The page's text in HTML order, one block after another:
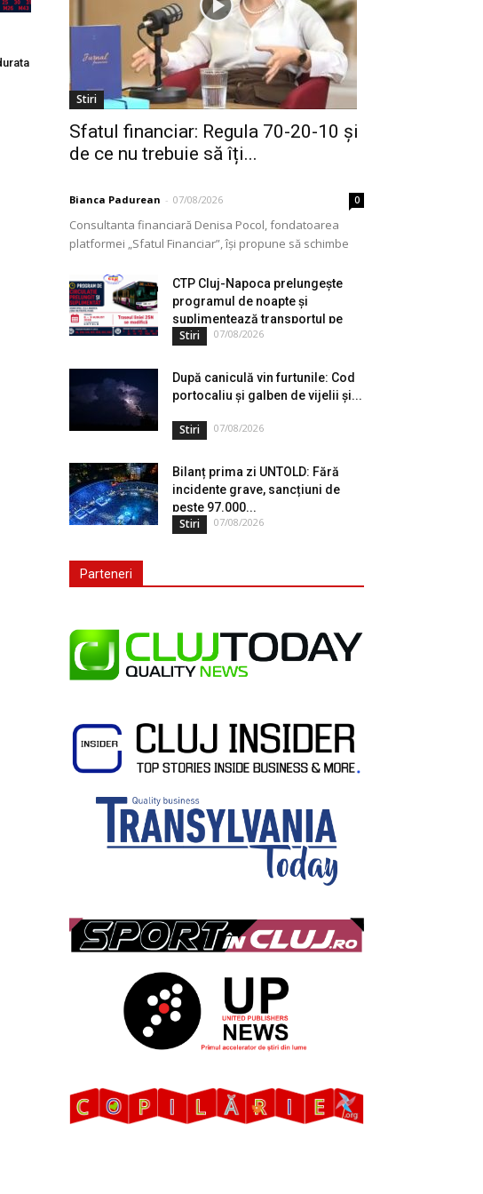
Stiri
Sfatul financiar: Regula 70-20-10 și
de ce nu trebuie să îți...
Bianca Padurean - 07/08/2026 0
Consultanta financiară Denisa Pocol, fondatoarea
platformei „Sfatul Financiar”, își propune să schimbe
experiență de peste...CTP Cluj-Napoca prelungește
programul de noapte și
suplimentează transportul pe
durata...
Stiri 07/08/2026
După caniculă vin furtunile: Cod
portocaliu și galben de vijelii și...
Stiri 07/08/2026
Bilanț prima zi UNTOLD: Fără
incidente grave, sancțiuni de
peste 97.000...
Stiri 07/08/2026
Parteneri